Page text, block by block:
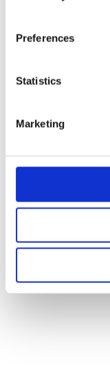
Preferences
Statistics
Marketing